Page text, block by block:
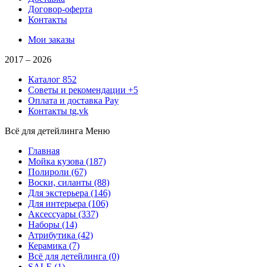
Договор-оферта
Контакты
Мои заказы
2017 – 2026
Каталог 852
Советы и рекомендации +5
Оплата и доставка Pay
Контакты tg,vk
Всё для детейлинга Меню
Главная
Мойка кузова (187)
Полироли (67)
Воски, силанты (88)
Для экстерьера (146)
Для интерьера (106)
Аксессуары (337)
Наборы (14)
Атрибутика (42)
Керамика (7)
Всё для детейлинга (0)